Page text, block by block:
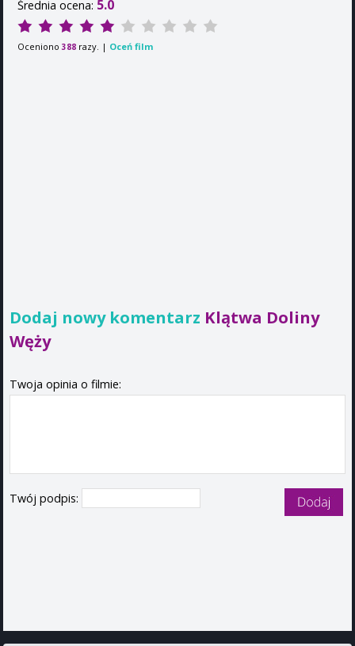
Średnia ocena: 5.0
Oceniono 388 razy. | Oceń film
Dodaj nowy komentarz Klątwa Doliny
Węży
Twoja opinia o filmie:
Twój podpis: